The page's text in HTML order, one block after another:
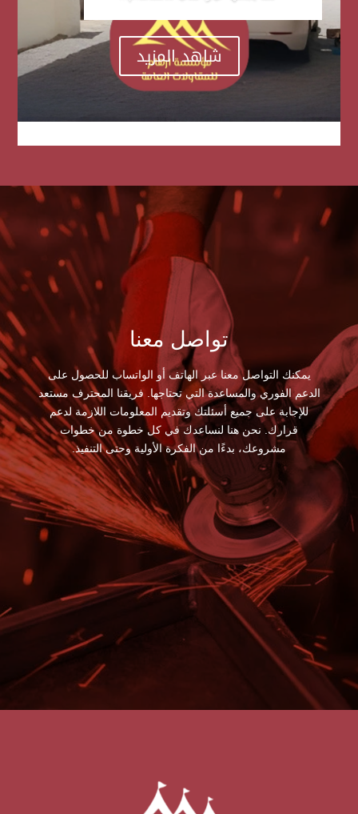
شاهد المزيد
تواصل معنا
يمكنك التواصل معنا عبر الهاتف أو الواتساب للحصول على
الدعم الفوري والمساعدة التي تحتاجها. فريقنا المحترف مستعد
للإجابة على جميع أسئلتك وتقديم المعلومات اللازمة لدعم
قرارك. نحن هنا لنساعدك في كل خطوة من خطوات
مشروعك، بدءًا من الفكرة الأولية وحتى التنفيذ.